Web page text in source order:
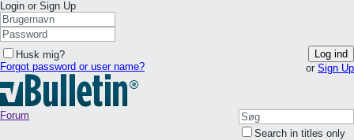
Login or Sign Up
Husk mig?
Log ind
Forgot password or user name?
or Sign Up
Search in titles only
Forum